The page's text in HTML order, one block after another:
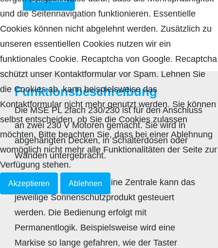
Funktionsbeschreibung
Die MSE PL 2fach 230/230 ist für den Anschluss
an zwei 230 V Motoren gemacht. Sie wird in
abgehängten Decken, in Schalterdosen oder
Wänden untergebracht.
Über einen Taster oder eine Zentrale kann das
jeweilige Sonnenschutzprodukt gesteuert
werden. Die Bedienung erfolgt mit
Permanentlogik. Beispielsweise wird eine
Markise so lange gefahren, wie der Taster
und die Seitennavigation funktionieren. Essentielle
Cookies können nicht abgelehnt werden. Zusätzlich zu
unseren essentiellen Cookies nutzen wir ein
funktionales Cookie. Recaptcha von Google. Recaptcha
schützt unser Kontaktformular vor Spam. Lehnen Sie
die Cookies ab, kann beispielsweise das
Kontaktformular nicht mehr genutzt werden. Sie können
selbst entscheiden, ob Sie die Cookies zulassen
möchten. Bitte beachten Sie, dass bei einer Ablehnung
womöglich nicht mehr alle Funktionalitäten der Seite zur
Verfügung stehen.
Akzeptieren Ablehnen